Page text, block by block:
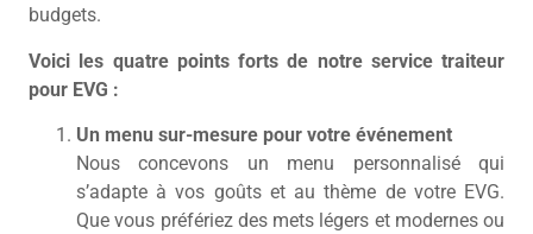
budgets.
Voici les quatre points forts de notre service traiteur
pour EVG :
Un menu sur-mesure pour votre événement
Nous concevons un menu personnalisé qui
s’adapte à vos goûts et au thème de votre EVG.
Que vous préfériez des mets légers et modernes ou